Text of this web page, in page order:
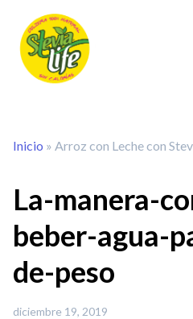
Inicio » Arroz con Leche con
La-manera-
beber-agua-
de-peso
diciembre 19, 2019